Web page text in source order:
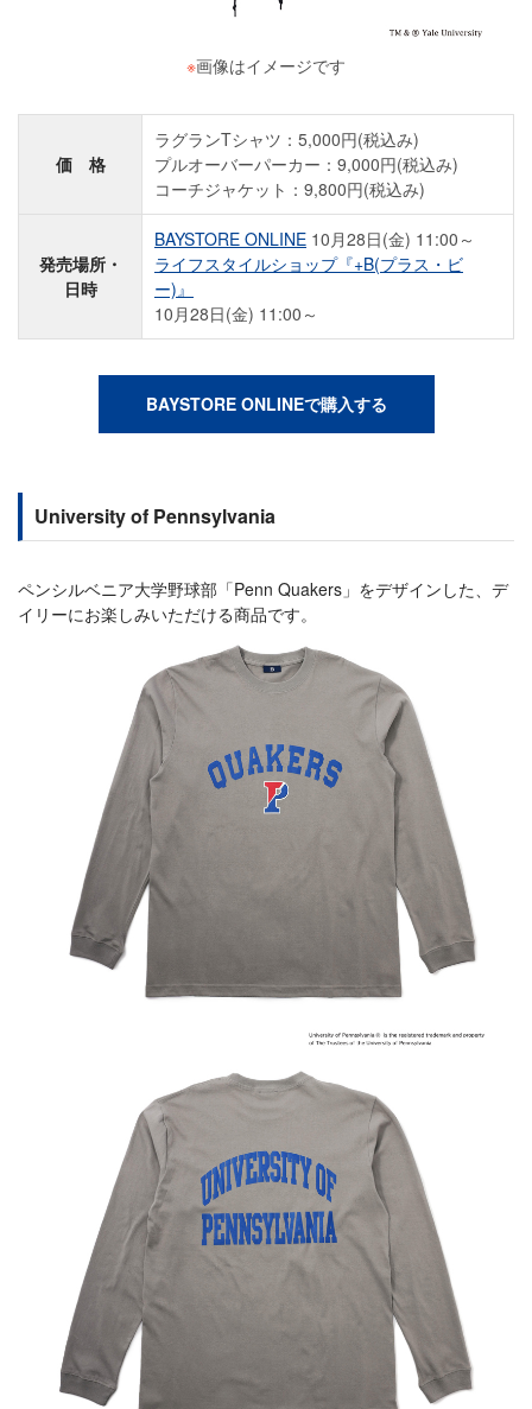
※画像はイメージです
価 格
ラグランTシャツ：5,000円(税込み)
プルオーバーパーカー：9,000円(税込み)
コーチジャケット：9,800円(税込み)
発売場所・
日時
BAYSTORE ONLINE 10月28日(金) 11:00～
ライフスタイルショップ『+B(プラス・ビ
ー)』
10月28日(金) 11:00～
BAYSTORE ONLINEで購入する
University of Pennsylvania
ペンシルベニア大学野球部「Penn Quakers」をデザインした、デ
イリーにお楽しみいただける商品です。